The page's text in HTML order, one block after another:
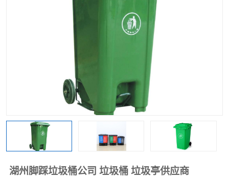
湖州脚踩垃圾桶公司 垃圾桶 垃圾亭供应商